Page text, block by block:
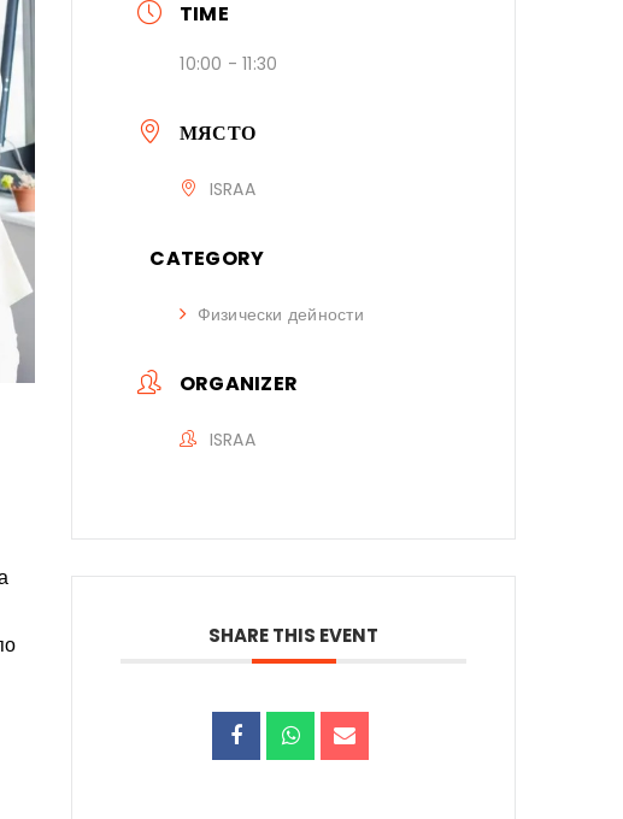
TIME
10:00 - 11:30
МЯСТО
ISRAA
CATEGORY
Физически дейности
ORGANIZER
ISRAA
SHARE THIS EVENT